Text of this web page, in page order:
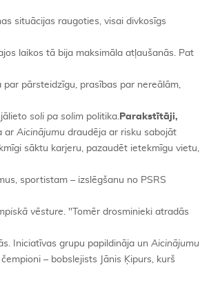
situācijas raugoties, visai divkosīgs
laikos tā bija maksimāla atļaušanās. Pat
pārsteidzīgu, prasības par nereālām,
soli pa solim politika. Parakstītāji,
ar Aicinājumu draudēja ar risku sabojāt
sāktu karjeru, pazaudēt ietekmīgu vietu,
sportistam – izslēgšanu no PSRS
vēsture. "Tomēr drosminieki atradās
Iniciatīvas grupu papildināja un Aicinājumu
– bobslejists Jānis Ķipurs, kurš